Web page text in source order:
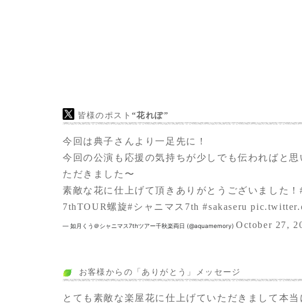
皆様のポスト“花れぽ”
今回は典子さんより一足先に！
今回の公演も応援の気持ちが少しでも伝わればと
ただきました〜
素敵な花に仕上げて頂きありがとうございました！
7thTOUR螺旋#シャニマス7th #sakaseru
— 如月くう＠シャニマス7thツアー千秋楽両日 (@aquamemory) October 27,
お客様からの「ありがとう」メッセージ
とても素敵な楽屋花に仕上げていただきまして本当